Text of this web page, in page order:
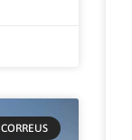
CORREUS